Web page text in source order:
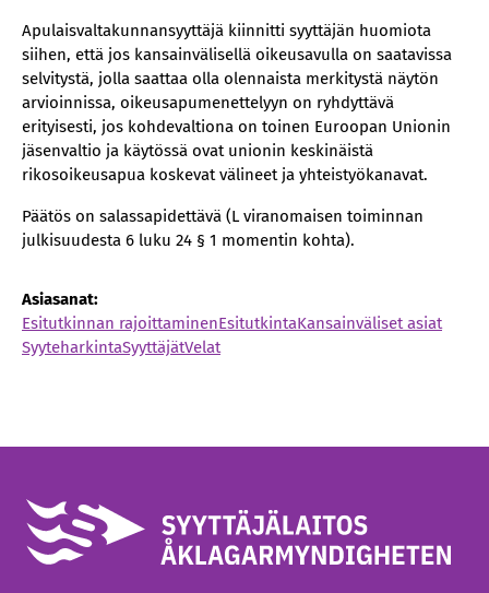
Apulaisvaltakunnansyyttäjä kiinnitti syyttäjän huomiota
siihen, että jos kansainvälisellä oikeusavulla on saatavissa
selvitystä, jolla saattaa olla olennaista merkitystä näytön
arvioinnissa, oikeusapumenettelyyn on ryhdyttävä
erityisesti, jos kohdevaltiona on toinen Euroopan Unionin
jäsenvaltio ja käytössä ovat unionin keskinäistä
rikosoikeusapua koskevat välineet ja yhteistyökanavat.
Päätös on salassapidettävä (L viranomaisen toiminnan
julkisuudesta 6 luku 24 § 1 momentin kohta).
Asiasanat:
Esitutkinnan rajoittaminenEsitutkintaKansainväliset asiat
SyyteharkintaSyyttäjätVelat